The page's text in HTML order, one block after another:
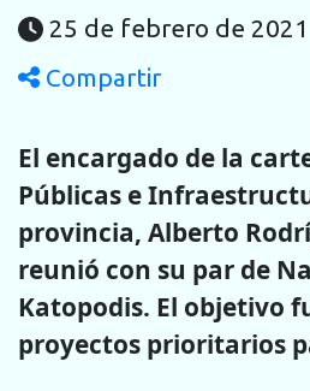
25 de febrero de
Compartir
El encargado de la
Públicas e
provincia, Alberto
reunió con su par de
Katopodis. El objetivo
proyectos prioritarios